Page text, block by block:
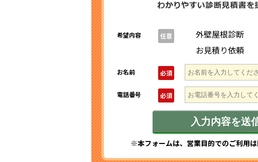
希望内容 任意 外壁屋根診断
お見積り依頼
お名前 必須
電話番号 必須
※本フォームは、営業目的でのご利用は